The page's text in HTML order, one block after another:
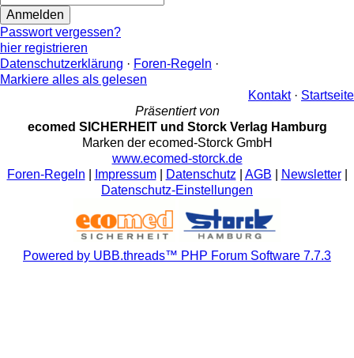
Passwort vergessen?
hier registrieren
Datenschutzerklärung · Foren-Regeln ·
Markiere alles als gelesen
Kontakt· Startseite
Präsentiert von
ecomed SICHERHEIT und Storck Verlag Hamburg
Marken der ecomed-Storck GmbH
www.ecomed-storck.de
Foren-Regeln
Impressum| Datenschutz AGB Newsletter|
Datenschutz-Einstellungen
Powered by UBB.threads™ PHP Forum Software 7.7.3